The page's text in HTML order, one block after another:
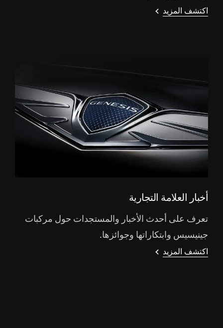
اكتشف المزيد
أخبار العلامة التجارية
تعرف على أحدث الأخبار والمستجدات حول مركبات
جينيسيس وابتكاراتها وجوائزها.
اكتشف المزيد